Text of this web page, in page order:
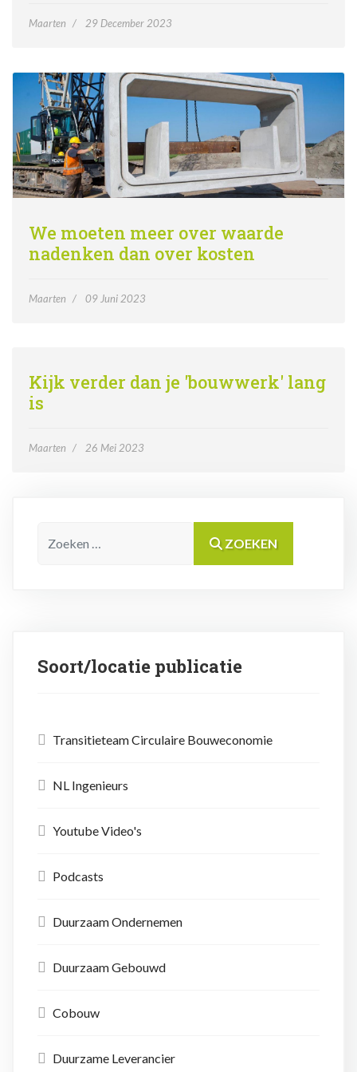
Maarten 29 December 2023
We moeten meer over waarde
nadenken dan over kosten
Maarten 09 Juni 2023
Kijk verder dan je 'bouwwerk' lang
is
Maarten 26 Mei 2023
ZOEKEN
Soort/locatie publicatie
Transitieteam Circulaire Bouweconomie
NL Ingenieurs
Youtube Video's
Podcasts
Duurzaam Ondernemen
Duurzaam Gebouwd
Cobouw
Duurzame Leverancier